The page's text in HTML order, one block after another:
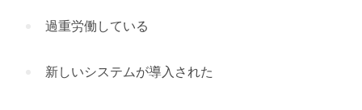
過重労働している
新しいシステムが導入された